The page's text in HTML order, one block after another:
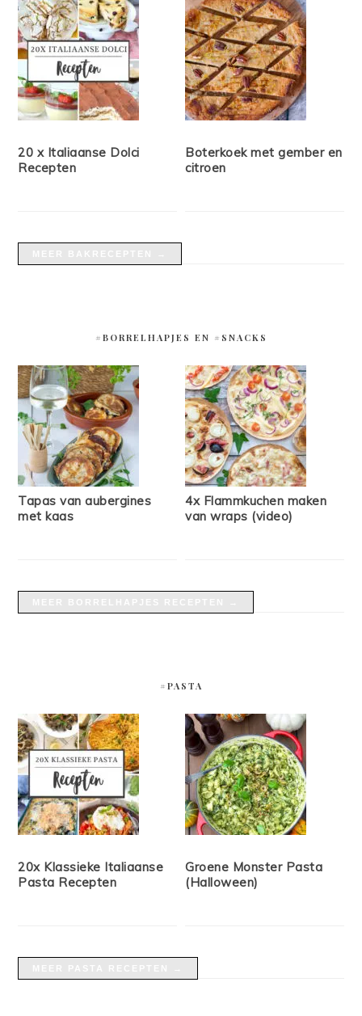
20 x Italiaanse Dolci
Recepten
Boterkoek met gember en
citroen
#BORRELHAPJES EN #SNACKS
Tapas van aubergines
met kaas
4x Flammkuchen maken
van wraps (video)
#PASTA
20x Klassieke Italiaanse
Pasta Recepten
Groene Monster Pasta
(Halloween)